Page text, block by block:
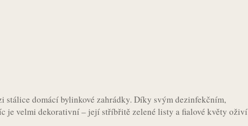
domácí bylinkové zahrádky. Díky svým dezinfekčním,
velmi dekorativní – její stříbřitě zelené listy a fialové květy oživí